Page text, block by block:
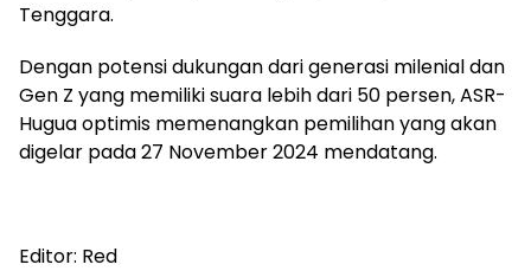
Tenggara.
Dengan potensi dukungan dari generasi milenial dan
Gen Z yang memiliki suara lebih dari 50 persen, ASR-
Hugua optimis memenangkan pemilihan yang akan
digelar pada 27 November 2024 mendatang.
Editor: Red